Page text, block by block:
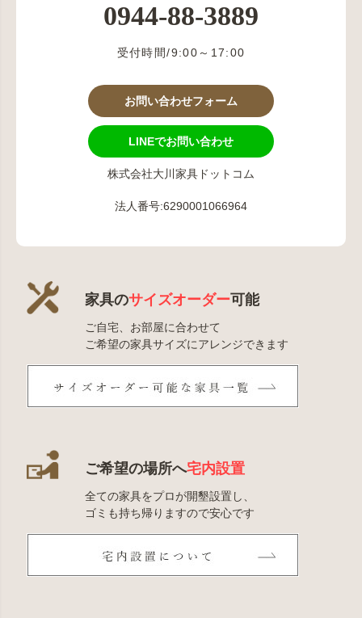
0944-88-3889
受付時間/9:00～17:00
お問い合わせフォーム
LINEでお問い合わせ
株式会社大川家具ドットコム
法人番号:6290001066964
家具のサイズオーダー可能
ご自宅、お部屋に合わせて
ご希望の家具サイズにアレンジできます
ご希望の場所へ宅内設置
全ての家具をプロが開墾設置し、
ゴミも持ち帰りますので安心です